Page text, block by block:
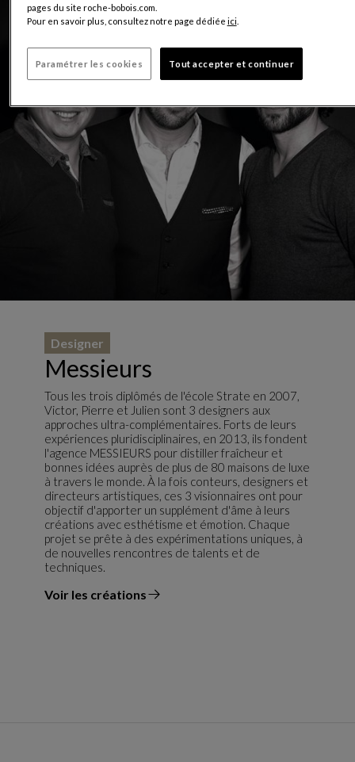
Messieurs
Designer
Tous les trois diplômés de l'école Strate en 2007,
Victor, Pierre et Julien sont 3 designers aux
approches ultra-complémentaires. Forts de leurs
expériences pluridisciplinaires, en 2013, ils fondent
l'agence MESSIEURS pour distiller fraîcheur et
bonnes idées auprès de plus de 80 maisons de luxe
à travers le monde. À la fois conteurs, designers et
directeurs artistiques, ces 3 visionnaires ont pour
objectif d'apporter un supplément d'âme à leurs
créations avec esthétisme et émotion. Chaque
projet se prête à des expérimentations uniques, à
de nouvelles rencontres de talents et de
techniques.
Voir les créations
du designer
pages du site roche-bobois.com.
Pour en savoir plus, consultez notre page dédiée ici
Paramétrer les cookies Tout accepter et continuer